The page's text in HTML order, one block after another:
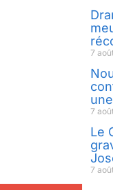
7
7
Le
7